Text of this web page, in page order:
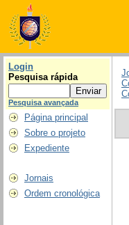
Login
Pesquisa rápida
Pesquisa avançada
Página principal
Sobre o projeto
Expediente
Jornais
Ordem cronológica